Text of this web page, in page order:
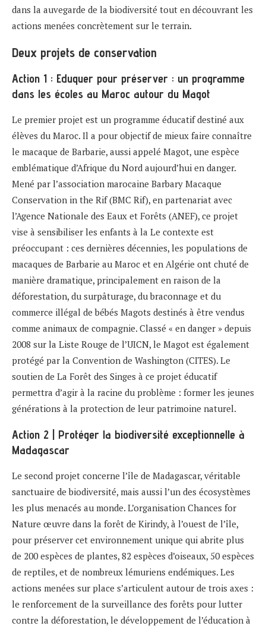
dans la auvegarde de la biodiversité tout en découvrant les
actions menées concrètement sur le terrain.
Deux projets de conservation
Action 1 : Eduquer pour préserver : un programme
dans les écoles au Maroc autour du Magot
Le premier projet est un programme éducatif destiné aux
élèves du Maroc. Il a pour objectif de mieux faire connaître
le macaque de Barbarie, aussi appelé Magot, une espèce
emblématique d’Afrique du Nord aujourd’hui en danger.
Mené par l’association marocaine Barbary Macaque
Conservation in the Rif (BMC Rif), en partenariat avec
l’Agence Nationale des Eaux et Forêts (ANEF), ce projet
vise à sensibiliser les enfants à la Le contexte est
préoccupant : ces dernières décennies, les populations de
macaques de Barbarie au Maroc et en Algérie ont chuté de
manière dramatique, principalement en raison de la
déforestation, du surpâturage, du braconnage et du
commerce illégal de bébés Magots destinés à être vendus
comme animaux de compagnie. Classé « en danger » depuis
2008 sur la Liste Rouge de l’UICN, le Magot est également
protégé par la Convention de Washington (CITES). Le
soutien de La Forêt des Singes à ce projet éducatif
permettra d’agir à la racine du problème : former les jeunes
générations à la protection de leur patrimoine naturel.
Action 2 | Protéger la biodiversité exceptionnelle à
Madagascar
Le second projet concerne l’île de Madagascar, véritable
sanctuaire de biodiversité, mais aussi l’un des écosystèmes
les plus menacés au monde. L’organisation Chances for
Nature œuvre dans la forêt de Kirindy, à l’ouest de l’île,
pour préserver cet environnement unique qui abrite plus
de 200 espèces de plantes, 82 espèces d’oiseaux, 50 espèces
de reptiles, et de nombreux lémuriens endémiques. Les
actions menées sur place s’articulent autour de trois axes :
le renforcement de la surveillance des forêts pour lutter
contre la déforestation, le développement de l’éducation à